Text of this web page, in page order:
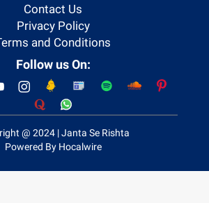
Contact Us
Privacy Policy
and Conditions
Follow us On:
@ 2024 | Janta Se Rishta
Powered By Hocalwire